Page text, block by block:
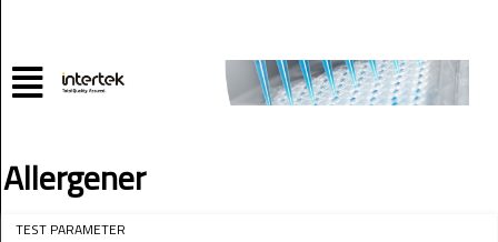
Allergener
TEST PARAMETER